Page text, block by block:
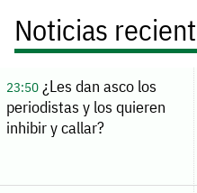
Noticias
23:50¿Les dan asco los
periodistas y los quieren
inhibir y callar?